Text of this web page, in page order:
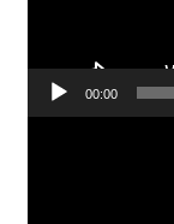
00:00